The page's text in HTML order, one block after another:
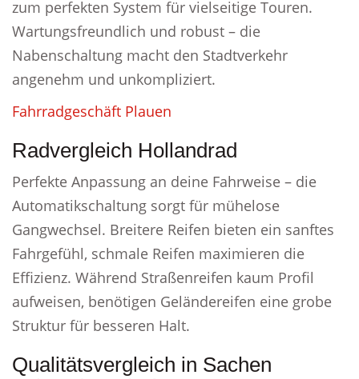
zum perfekten System für vielseitige Touren.
Wartungsfreundlich und robust – die
Nabenschaltung macht den Stadtverkehr
angenehm und unkompliziert.
Fahrradgeschäft Plauen
Radvergleich Hollandrad
Perfekte Anpassung an deine Fahrweise – die
Automatikschaltung sorgt für mühelose
Gangwechsel. Breitere Reifen bieten ein sanftes
Fahrgefühl, schmale Reifen maximieren die
Effizienz. Während Straßenreifen kaum Profil
aufweisen, benötigen Geländereifen eine grobe
Struktur für besseren Halt.
Qualitätsvergleich in Sachen